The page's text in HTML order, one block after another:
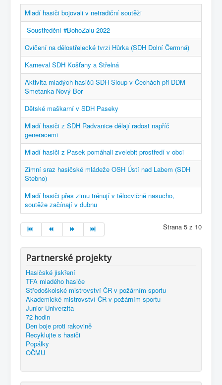
Mladí hasiči bojovali v netradiční soutěži
Soustředění #BohoZalu 2022
Cvičení na dělostřelecké tvrzi Hůrka (SDH Dolní Čermná)
Karneval SDH Košťany a Střelná
Aktivita mladých hasičů SDH Sloup v Čechách při DDM
Smetanka Nový Bor
Dětské maškarní v SDH Paseky
Mladí hasiči z SDH Radvanice dělají radost napříč
generacemi
Mladí hasiči z Pasek pomáhali zvelebit prostředí v obci
Zimní sraz hasičské mládeže OSH Ústí nad Labem (SDH
Stebno)
Mladí hasiči přes zimu trénují v tělocvičně nasucho,
soutěže začínají v dubnu
Strana 5 z 10
Partnerské projekty
Hasičské jiskření
TFA mladého hasiče
Středoškolské mistrovství ČR v požárním sportu
Akademické mistrovství ČR v požárním sportu
Junior Univerzita
72 hodin
Den boje proti rakovině
Recyklujte s hasiči
Popálky
OČMU